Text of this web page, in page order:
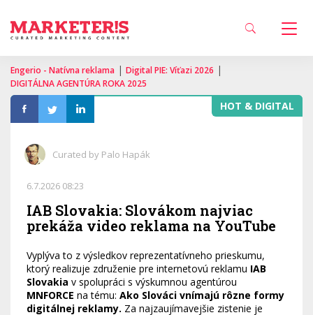
Engerio - Natívna reklama | Digital PIE: Víťazi 2026 |
DIGITÁLNA AGENTÚRA ROKA 2025
HOT & DIGITAL
Curated by Palo Hapák
6.7.2026 08:23
IAB Slovakia: Slovákom najviac
prekáža video reklama na YouTube
Vyplýva to z výsledkov reprezentatívneho prieskumu,
ktorý realizuje združenie pre internetovú reklamu IAB
Slovakia v spolupráci s výskumnou agentúrou
MNFORCE na tému: Ako Slováci vnímajú rôzne formy
digitálnej reklamy. Za najzaujímavejšie zistenie je